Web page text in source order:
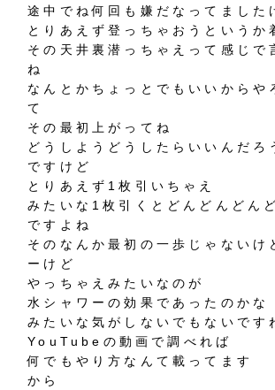
途中でね何回も嫌だなってました
とりあえず登っちゃおうというか
その天井裏潜っちゃえって感じで
ね
なんとかちょっとでもいいからや
て
その最初上がってね
どうしようどうしたらいいんだろ
ですけど
とりあえず1枚引いちゃえ
みたいな1枚引くとどんどんどん
ですよね
そのなんか最初の一歩じゃないけ
ーけど
やっちゃえみたいなのが
水シャワーの効果であったのかな
みたいな気がしないでもないです
YouTubeの動画で調べれば
何でもやり方なんて載ってます
から